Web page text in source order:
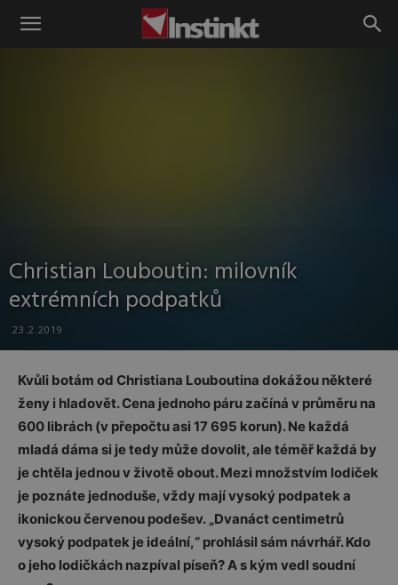
Instinkt
Christian Louboutin: milovník
extrémních podpatků
23.2.2019
Kvůli botám od Christiana Louboutina dokážou některé
ženy i hladovět. Cena jednoho páru začíná v průměru na
600 librách (v přepočtu asi 17 695 korun). Ne každá
mladá dáma si je tedy může dovolit, ale téměř každá by
je chtěla jednou v životě obout. Mezi množstvím lodiček
je poznáte jednoduše, vždy mají vysoký podpatek a
ikonickou červenou podešev. „Dvanáct centimetrů
vysoký podpatek je ideální,“ prohlásil sám návrhář. Kdo
o jeho lodičkách nazpíval píseň? A s kým vedl soudní